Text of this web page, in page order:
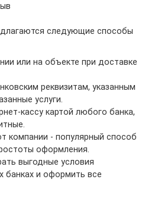
следующие способы
или на объекте при доставке
реквизитам, указанным
услуги.
кассу картой любого банка,
компании - популярный способ
оформления.
выгодные условия
банках и оформить все